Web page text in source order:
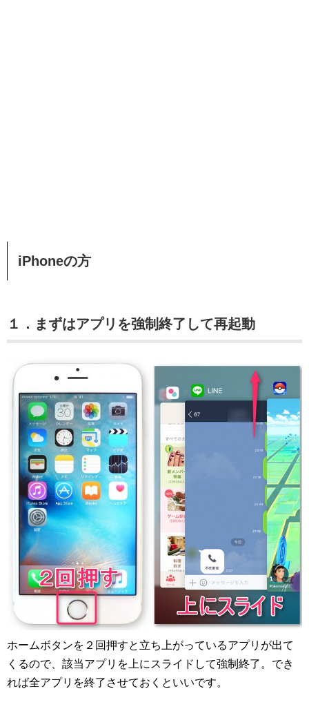
iPhoneの方
１．まずはアプリを強制終了して再起動
ホームボタンを２回押すと立ち上がっているアプリが出て
くるので、該当アプリを上にスライドして強制終了。でき
れば全アプリを終了させておくといいです。